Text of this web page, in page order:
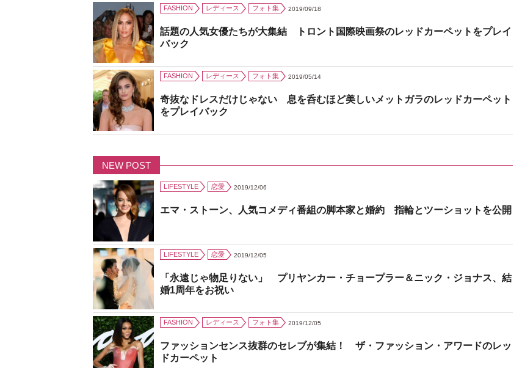
FASHION レディース フォト集 2019/09/18
話題の人気女優たちが大集結 トロント国際映画祭のレッドカーペットをプレイ
バック
FASHION レディース フォト集 2019/05/14
奇抜なドレスだけじゃない 息を呑むほど美しいメットガラのレッドカーペット
をプレイバック
NEW POST
LIFESTYLE 恋愛 2019/12/06
エマ・ストーン、人気コメディ番組の脚本家と婚約 指輪とツーショットを公開
LIFESTYLE 恋愛 2019/12/05
「永遠じゃ物足りない」 プリヤンカー・チョープラー＆ニック・ジョナス、結
婚1周年をお祝い
FASHION レディース フォト集 2019/12/05
ファッションセンス抜群のセレブが集結！ ザ・ファッション・アワードのレッ
ドカーペット